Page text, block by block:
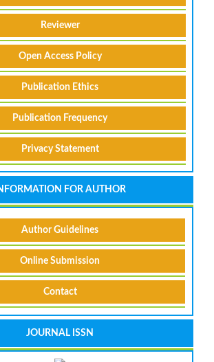
Reviewer
Open Access Policy
Publication Ethics
Publication Frequency
Privacy Statement
FOR AUTHOR
Author Guidelines
Online Submission
Contact
JOURNAL ISSN